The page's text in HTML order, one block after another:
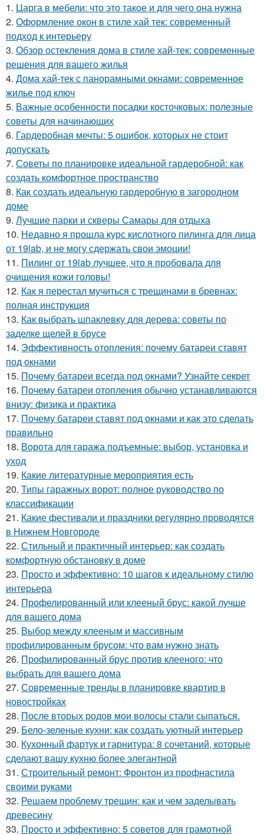
1. Царга в мебели: что это такое и для чего она нужна
2. Оформление окон в стиле хай тек: современный
подход к интерьеру
3. Обзор остекления дома в стиле хай-тек: современные
решения для вашего жилья
4. Дома хай-тек с панорамными окнами: современное
жилье под ключ
5. Важные особенности посадки косточковых: полезные
советы для начинающих
6. Гардеробная мечты: 5 ошибок, которых не стоит
допускать
7. Советы по планировке идеальной гардеробной: как
создать комфортное пространство
8. Как создать идеальную гардеробную в загородном
доме
9. Лучшие парки и скверы Самары для отдыха
10. Недавно я прошла курс кислотного пилинга для лица
от 19lab, и не могу сдержать свои эмоции!
11. Пилинг от 19lab лучшее, что я пробовала для
очищения кожи головы!
12. Как я перестал мучиться с трещинами в бревнах:
полная инструкция
13. Как выбрать шпаклевку для дерева: советы по
заделке щелей в брусе
14. Эффективность отопления: почему батареи ставят
под окнами
15. Почему батареи всегда под окнами? Узнайте секрет
16. Почему батареи отопления обычно устанавливаются
внизу: физика и практика
17. Почему батареи ставят под окнами и как это сделать
правильно
18. Ворота для гаража подъемные: выбор, установка и
уход
19. Какие литературные мероприятия есть
20. Типы гаражных ворот: полное руководство по
классификации
21. Какие фестивали и праздники регулярно проводятся
в Нижнем Новгороде
22. Стильный и практичный интерьер: как создать
комфортную обстановку в доме
23. Просто и эффективно: 10 шагов к идеальному стилю
интерьера
24. Профелированный или клееный брус: какой лучше
для вашего дома
25. Выбор между клееным и массивным
профилированным брусом: что вам нужно знать
26. Профилированный брус против клееного: что
выбрать для вашего дома
27. Современные тренды в планировке квартир в
новостройках
28. После вторых родов мои волосы стали сыпаться.
29. Бело-зеленые кухни: как создать уютный интерьер
30. Кухонный фартук и гарнитура: 8 сочетаний, которые
сделают вашу кухню более элегантной
31. Строительный ремонт: Фронтон из профнастила
своими руками
32. Решаем проблему трещин: как и чем заделывать
древесину
33. Просто и эффективно: 5 советов для грамотной